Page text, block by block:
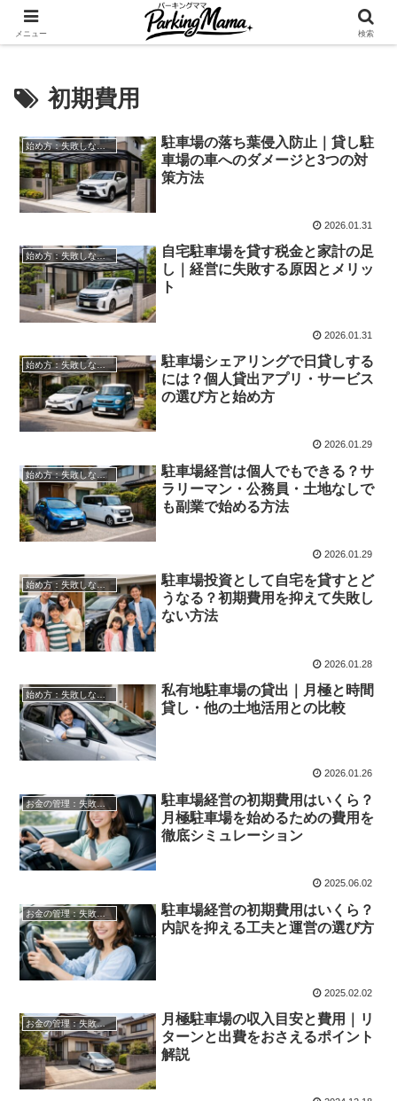
✨空き家・自宅の駐車場を貸してゆとりget🍵
初期費用
始め方：失敗しない自宅駐車場貸し出し
駐車場の落ち葉侵入防止｜貸し駐
車場の車へのダメージと3つの対
策方法
2026.01.31
始め方：失敗しない自宅駐車場貸し出し
自宅駐車場を貸す税金と家計の足
し｜経営に失敗する原因とメリッ
ト
2026.01.31
始め方：失敗しない自宅駐車場貸し出し
駐車場シェアリングで日貸しする
には？個人貸出アプリ・サービス
の選び方と始め方
2026.01.29
始め方：失敗しない自宅駐車場貸し出し
駐車場経営は個人でもできる？サ
ラリーマン・公務員・土地なしで
も副業で始める方法
2026.01.29
始め方：失敗しない自宅駐車場貸し出し
駐車場投資として自宅を貸すとど
うなる？初期費用を抑えて失敗し
ない方法
2026.01.28
私有地駐車場の貸出｜月極と時間
貸し・他の土地活用との比較
2026.01.26
お金の管理：失敗しない自宅駐車場貸し出し
駐車場経営の初期費用はいくら？
月極駐車場を始めるための費用を
徹底シミュレーション
2025.06.02
お金の管理：失敗しない自宅駐車場貸し出し
駐車場経営の初期費用はいくら？
内訳を抑える工夫と運営の選び方
2025.02.02
お金の管理：失敗しない自宅駐車場貸し出し
月極駐車場の収入目安と費用｜リ
ターンと出費をおさえるポイント
解説
メニュー 検索